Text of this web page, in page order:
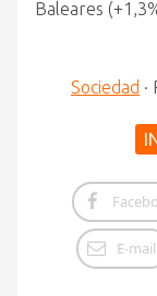
Baleares
Sociedad ·
E-mail